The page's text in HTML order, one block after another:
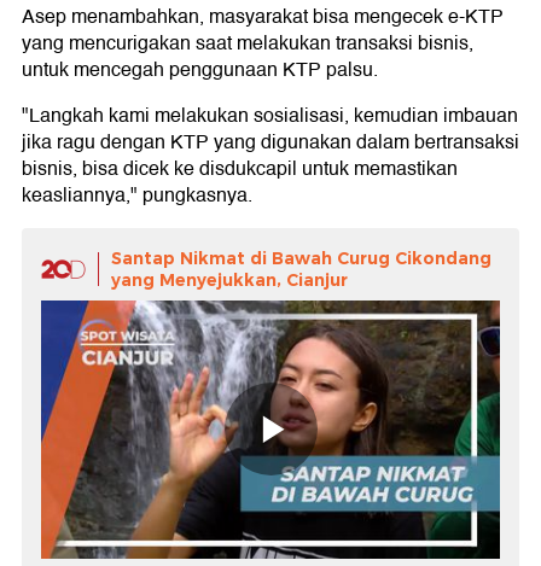
Asep menambahkan, masyarakat bisa mengecek e-KTP
yang mencurigakan saat melakukan transaksi bisnis,
untuk mencegah penggunaan KTP palsu.
"Langkah kami melakukan sosialisasi, kemudian imbauan
jika ragu dengan KTP yang digunakan dalam bertransaksi
bisnis, bisa dicek ke disdukcapil untuk memastikan
keasliannya," pungkasnya.
Santap Nikmat di Bawah Curug Cikondang
yang Menyejukkan, Cianjur